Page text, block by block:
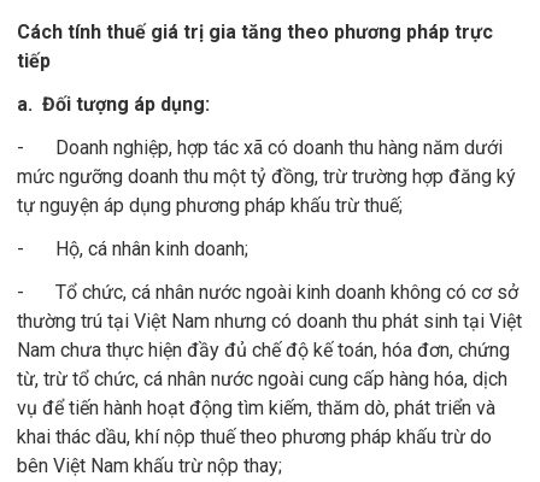
Cách tính thuế giá trị gia tăng theo phương pháp trực
tiếp
a. Đối tượng áp dụng:
-
Doanh nghiệp, hợp tác xã có doanh thu hàng năm dưới
mức ngưỡng doanh thu một tỷ đồng, trừ trường hợp đăng ký
tự nguyện áp dụng phương pháp khấu trừ thuế;
-
Hộ, cá nhân kinh doanh;
-
Tổ chức, cá nhân nước ngoài kinh doanh không có cơ sở
thường trú tại Việt Nam nhưng có doanh thu phát sinh tại Việt
Nam chưa thực hiện đầy đủ chế độ kế toán, hóa đơn, chứng
từ, trừ tổ chức, cá nhân nước ngoài cung cấp hàng hóa, dịch
vụ để tiến hành hoạt động tìm kiếm, thăm dò, phát triển và
khai thác dầu, khí nộp thuế theo phương pháp khấu trừ do
bên Việt Nam khấu trừ nộp thay;